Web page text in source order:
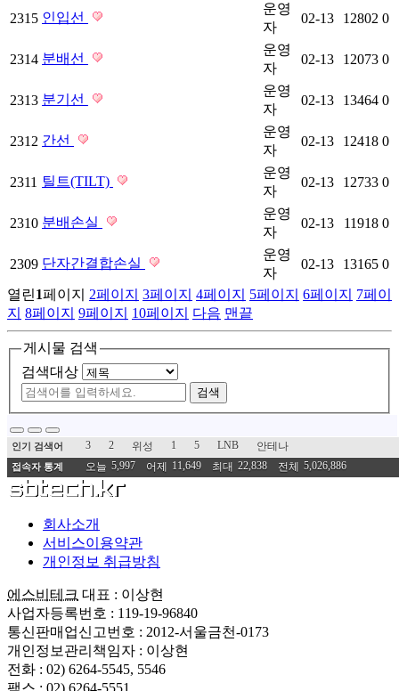
2315 인입선
운영
자
02-13 12802 0
2314 분배선
운영
자
02-13 12073 0
2313 분기선
운영
자
02-13 13464 0
2312 간선
운영
자
02-13 12418 0
2311 틸트(TILT)
운영
자
02-13 12733 0
2310 분배손실
운영
자
02-13 11918 0
2309 단자간결합손실
운영
자
02-13 13165 0
열린1페이지 2페이지 3페이지 4페이지 5페이지 6페이지 7페이
지 8페이지 9페이지 10페이지 다음 맨끝
게시물 검색
검색대상
검색
인기 검색어 3 2 위성 1 5 LNB 안테나
접속자 통계 오늘 5,997 어제 11,649 최대 22,838 전체 5,026,886
회사소개
서비스이용약관
개인정보 취급방침
에스비테크 대표 : 이상현
사업자등록번호 : 119-19-96840
통신판매업신고번호 : 2012-서울금천-0173
개인정보관리책임자 : 이상현
전화 : 02) 6264-5545, 5546
팩스 : 02) 6264-5551